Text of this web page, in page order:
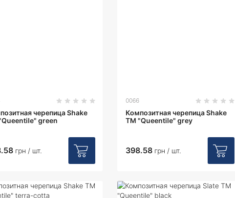
черепица Shake
green
грн / шт.
0066
Композитная черепица Shake
ТМ "Queentile" grey
398.58грн / шт.